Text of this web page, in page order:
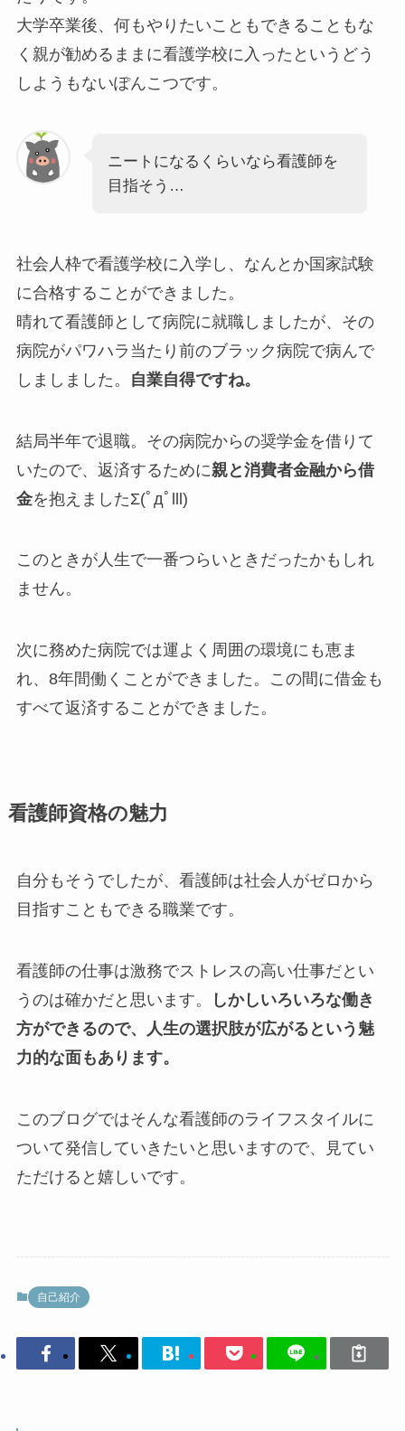
大学卒業後、何もやりたいこともできることもな
く親が勧めるままに看護学校に入ったというどう
しようもないぽんこつです。
ニートになるくらいなら看護師を
目指そう…
社会人枠で看護学校に入学し、なんとか国家試験
に合格することができました。
晴れて看護師として病院に就職しましたが、その
病院がパワハラ当たり前のブラック病院で病んで
しましました。
自業自得ですね。
結局半年で退職。その病院からの奨学金を借りて
いたので、返済するために親と消費者金融から借
金を抱えましたΣ(ﾟдﾟlll)
このときが人生で一番つらいときだったかもしれ
ません。
次に務めた病院では運よく周囲の環境にも恵ま
れ、8年間働くことができました。この間に借金も
すべて返済することができました。
看護師資格の魅力
自分もそうでしたが、看護師は社会人がゼロから
目指すこともできる職業です。
看護師の仕事は激務でストレスの高い仕事だとい
うのは確かだと思います。
しかしいろいろな働き
方ができるので、人生の選択肢が広がるという魅
力的な面もあります。
このブログではそんな看護師のライフスタイルに
ついて発信していきたいと思いますので、見てい
ただけると嬉しいです。
自己紹介